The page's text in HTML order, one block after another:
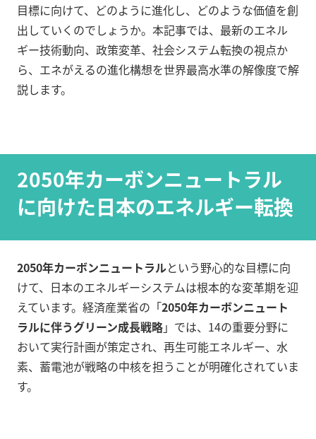
目標に向けて、どのように進化し、どのような価値を創
出していくのでしょうか。本記事では、最新のエネル
ギー技術動向、政策変革、社会システム転換の視点か
ら、エネがえるの進化構想を世界最高水準の解像度で解
説します。
2050年カーボンニュートラル
に向けた日本のエネルギー転換
2050年カーボンニュートラルという野心的な目標に向
けて、日本のエネルギーシステムは根本的な変革期を迎
えています。経済産業省の「2050年カーボンニュート
ラルに伴うグリーン成長戦略」では、14の重要分野に
おいて実行計画が策定され、再生可能エネルギー、水
素、蓄電池が戦略の中核を担うことが明確化されていま
す。